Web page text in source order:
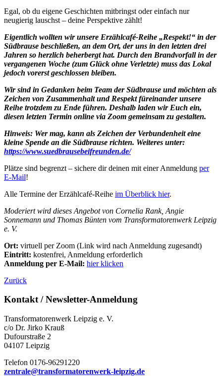
Egal, ob du eigene Geschichten mitbringst oder einfach nur
neugierig lauschst – deine Perspektive zählt!
Eigentlich wollten wir unsere Erzählcafé-Reihe „Respekt!“ in der
Südbrause beschließen, an dem Ort, der uns in den letzten drei
Jahren so herzlich beherbergt hat. Durch den Brandvorfall in der
vergangenen Woche (zum Glück ohne Verletzte) muss das Lokal
jedoch vorerst geschlossen bleiben.
Wir sind in Gedanken beim Team der Südbrause und möchten als
Zeichen von Zusammenhalt und Respekt füreinander unsere
Reihe trotzdem zu Ende führen. Deshalb laden wir Euch ein,
diesen letzten Termin online via Zoom gemeinsam zu gestalten.
Hinweis: Wer mag, kann als Zeichen der Verbundenheit eine
kleine Spende an die Südbrause richten. Weiteres unter:
https://www.suedbrausebeifreunden.de/
Plätze sind begrenzt – sichere dir deinen mit einer Anmeldung per
E-Mail!
Alle Termine der Erzählcafé-Reihe im Überblick hier.
Moderiert wird dieses Angebot von Cornelia Rank, Angie
Sonnemann und Thomas Bünten vom Transformatorenwerk Leipzig
e. V.
Ort: virtuell per Zoom (Link wird nach Anmeldung zugesandt)
Eintritt: kostenfrei, Anmeldung erforderlich
Anmeldung per E-Mail: hier klicken
Zurück
Kontakt / Newsletter-Anmeldung
Transformatorenwerk Leipzig e. V.
c/o Dr. Jirko Krauß
Dufourstraße 2
04107 Leipzig
Telefon 0176-96291220
zentrale@transformatorenwerk-leipzig.de